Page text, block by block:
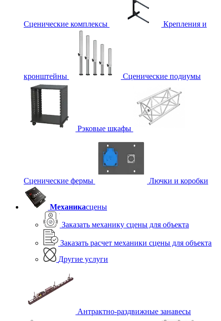
Сценические комплексы Крепления и
кронштейны Сценические подиумы
Рэковые шкафы
Сценические фермы Лючки и коробки
Механикасцены
Заказать механику сцены для объекта
Заказать расчет механики сцены для объекта
Другие услуги
Антрактно-раздвижные занавесы